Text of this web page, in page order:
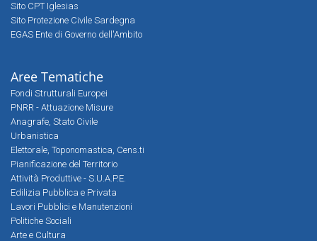
Sito CPT Iglesias
Sito Protezione Civile Sardegna
EGAS Ente di Governo dell'Ambito
Aree Tematiche
Fondi Strutturali Europei
PNRR - Attuazione Misure
Anagrafe, Stato Civile
Urbanistica
Elettorale, Toponomastica, Cens.ti
Pianificazione del Territorio
Attività Produttive - S.U.A.P.E.
Edilizia Pubblica e Privata
Lavori Pubblici e Manutenzioni
Politiche Sociali
Arte e Cultura